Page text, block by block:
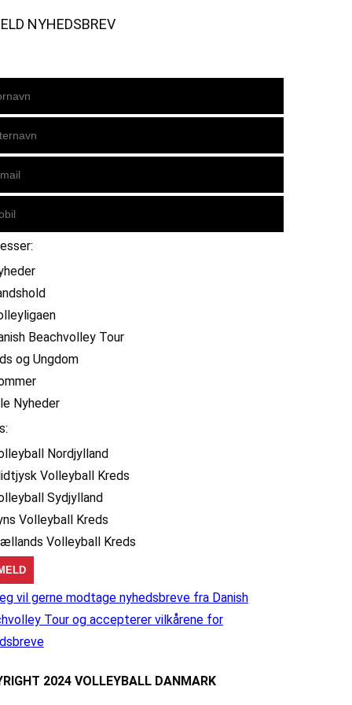
NYHEDSBREV
Beachvolley Tour
og Ungdom
Nyheder
Nordjylland
Volleyball Kreds
Sydjylland
Volleyball Kreds
Volleyball Kreds
vil gerne modtage nyhedsbreve fra Danish
Tour og accepterer vilkårene for
2024 VOLLEYBALL DANMARK